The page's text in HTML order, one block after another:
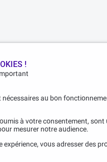
!
nécessaires au bon
à votre consentement, sont
mesurer notre audience.
expérience, vous adresser des